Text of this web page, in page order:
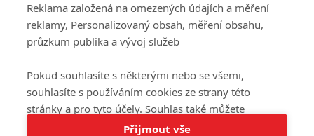
Tato stránka používá soubory cookies.
Ochrana osobních údajů|Zásady používání cookies |Pravidla webu
Upravit nastavení soukromí
© 2016 – 2026 FandimeSerialum.cz / All rights reserved /
Reklama založená na omezených údajích a měření
reklamy, Personalizovaný obsah, měření obsahu,
průzkum publika a vývoj služeb
Pokud souhlasíte s některými nebo se všemi,
souhlasíte s používáním cookies ze strany této
stránky a pro tyto účely. Souhlas také můžete
odmítnout, ale v takovém případě vám na stránce
Přijmout vše